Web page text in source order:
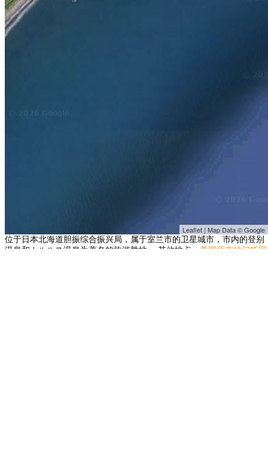
Leaflet | Map Data © Google
位于日本北海道胆振综合振兴局，属于室兰市的卫星城市，市内的登别
温泉和カルルス温泉为著名的旅游胜地。 其他地点： 美国萨克拉门托国